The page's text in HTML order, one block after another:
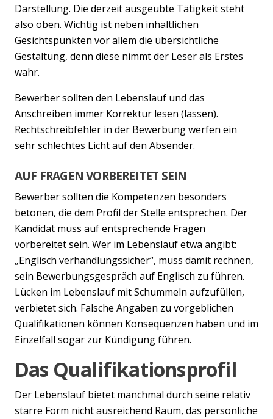
Previous
Darstellung. Die derzeit ausgeübte Tätigkeit steht
also oben. Wichtig ist neben inhaltlichen
Gesichtspunkten vor allem die übersichtliche
Gestaltung, denn diese nimmt der Leser als Erstes
wahr.
Bewerber sollten den Lebenslauf und das
Anschreiben immer Korrektur lesen (lassen).
Rechtschreibfehler in der Bewerbung werfen ein
sehr schlechtes Licht auf den Absender.
AUF FRAGEN VORBEREITET SEIN
Bewerber sollten die Kompetenzen besonders
betonen, die dem Profil der Stelle entsprechen. Der
Kandidat muss auf entsprechende Fragen
vorbereitet sein. Wer im Lebenslauf etwa angibt:
„Englisch verhandlungssicher“, muss damit rechnen,
sein Bewerbungsgespräch auf Englisch zu führen.
Lücken im Lebenslauf mit Schummeln aufzufüllen,
verbietet sich. Falsche Angaben zu vorgeblichen
Qualifikationen können Konsequenzen haben und im
Einzelfall sogar zur Kündigung führen.
Das Qualifikationsprofil
Der Lebenslauf bietet manchmal durch seine relativ
starre Form nicht ausreichend Raum, das persönliche